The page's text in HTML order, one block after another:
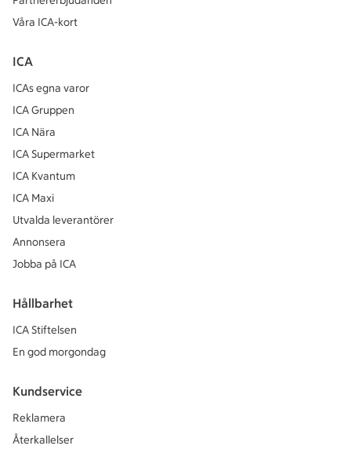
Våra ICA-kort
ICA
ICAs egna varor
ICA Gruppen
ICA Nära
ICA Supermarket
ICA Kvantum
ICA Maxi
Utvalda leverantörer
Annonsera
Jobba på ICA
Hållbarhet
ICA Stiftelsen
En god morgondag
Kundservice
Reklamera
Återkallelser